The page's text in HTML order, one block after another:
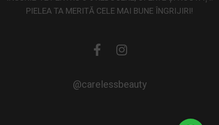
PIELEA TA MERITĂ CELE MAI BUNE ÎNGRIJIRI!
@carelessbeauty